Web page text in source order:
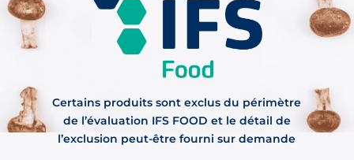
Certains produits sont exclus du périmètre
de l’évaluation IFS FOOD et le détail de
l’exclusion peut-être fourni sur demande